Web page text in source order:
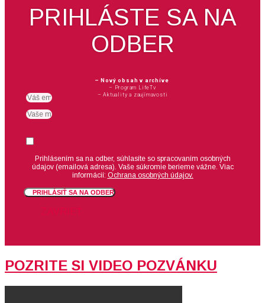
PRIHLÁSTE SA NA
ODBER
– Nový obsah v archíve
– Program LifeTv
– Aktuality a zaujímavosti
Prihlásením sa na odber, súhlasíte so spracovaním osobných
údajov (emailová adresa). Vaše súkromie berieme vážne. Viac
informácií: Ochrana osobných údajov.
PRIHLÁSIŤ SA NA ODBER
POZRITE SI VIDEO POZVÁNKU